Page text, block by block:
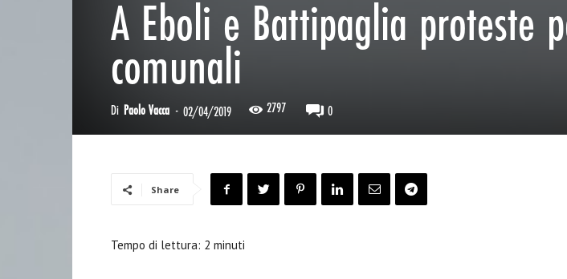
A Eboli e Battipaglia proteste
comunali
Di Paolo Vacca - 02/04/2019 2797 0
Share
Tempo di lettura: 2 minuti